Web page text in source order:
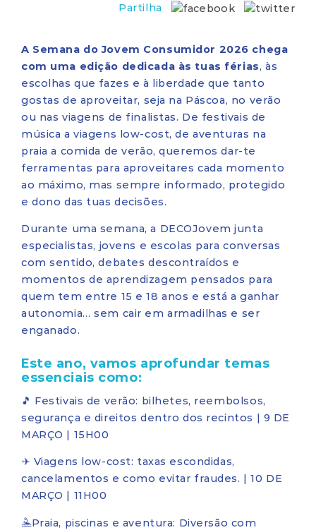
Partilha
A Semana do Jovem Consumidor 2026 chega
com uma edição dedicada às tuas férias, às
escolhas que fazes e à liberdade que tanto
gostas de aproveitar, seja na Páscoa, no verão
ou nas viagens de finalistas. De festivais de
música a viagens low-cost, de aventuras na
praia a comida de verão, queremos dar-te
ferramentas para aproveitares cada momento
ao máximo, mas sempre informado, protegido
e dono das tuas decisões.
Durante uma semana, a DECOJovem junta
especialistas, jovens e escolas para conversas
com sentido, debates descontraídos e
momentos de aprendizagem pensados para
quem tem entre 15 e 18 anos e está a ganhar
autonomia… sem cair em armadilhas e ser
enganado.
Este ano, vamos aprofundar temas
essenciais como:
🎵 Festivais de verão: bilhetes, reembolsos,
segurança e direitos dentro dos recintos | 9 DE
MARÇO | 15H00
️✈ Viagens low-cost: taxas escondidas,
cancelamentos e como evitar fraudes. | 10 DE
MARÇO | 11H00
🤽Praia, piscinas e aventura: Diversão com